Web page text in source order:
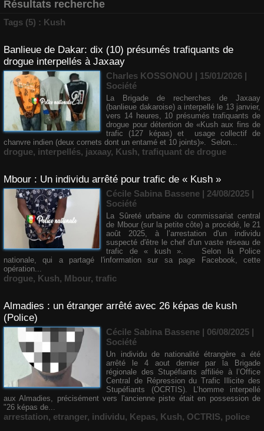
Résultats recherche
Tags (5) : Kush
Banlieue de Dakar: dix (10) présumés trafiquants de
drogue interpellés à Jaxaay
Charles KOSSONOU | 15/01/2026 |
Société
La Brigade de recherches de Jaxaay
(banlieue dakaroise) a interpellé le 13 janvier,
vers 14 heures, 10 présumés trafiquants de
drogue pour détention de «Kush aux fins de
trafic (127 képas) et usage collectif de
chanvre indien (deux cornets dont un entamé et 10 joints)». Selon...
drogue, interpellés, jaxaay, Kush, trafiquant de drogue
Mbour : Un individu arrêté pour trafic de « Kush »
Cécile Sabina Bassene | 24/08/2025 |
Société
La Sûreté urbaine du commissariat central
de Mbour (sur la petite côte) a procédé, le 21
août 2025, à l’arrestation d'un individu
suspecté d'être le chef d'un vaste réseau de
trafic de « kush ». Selon la Police
nationale, qui a partagé l'information sur sa page Facebook, cette
opération...
drogue, Kush, Mbour, trafic
Almadies : un étranger arrêté avec 26 képas de kush
(Police)
Cécile Sabina Bassene | 06/08/2025 |
Société
Un individu de nationalité étrangère a été
arrêté le 4 aout dernier par la Brigade
régionale des Stupéfiants affiliée à l’Office
Central de Répression du Trafic Illicite des
Stupéfiants (OCRTIS). L’homme interpellé
aux Almadies, précisément vers l'ancienne piste était en possession de
"26 képas de...
arrestation, etranger, individu, Kepas, Kush, OCTRIS, police